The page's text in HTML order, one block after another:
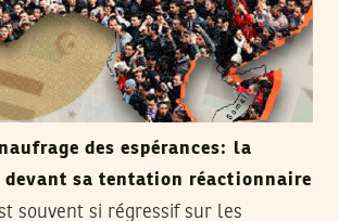
des espérances: la
devant sa tentation réactionnaire
souvent si régressif sur les